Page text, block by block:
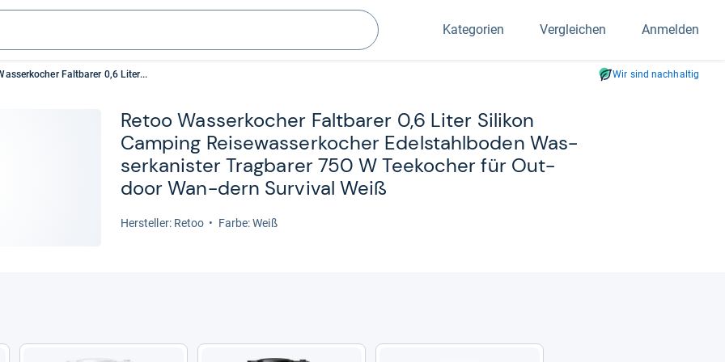
Suchen
Kategorien Vergleichen Anmelden
Faltbarer 0,6 Liter... Wir sind nachhaltig
Retoo Was­ser­ko­cher Falt­ba­rer 0,6 Liter Sili­kon
Cam­ping Rei­se­was­ser­ko­cher Edel­stahl­bo­den Was­
ser­ka­nis­ter Trag­ba­rer 750 W Tee­ko­cher für Out­
door Wan-​dern Sur­vi­val Weiß
Her­stel­ler: Retoo Farbe: Weiß